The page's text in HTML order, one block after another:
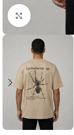
Click to enlarge